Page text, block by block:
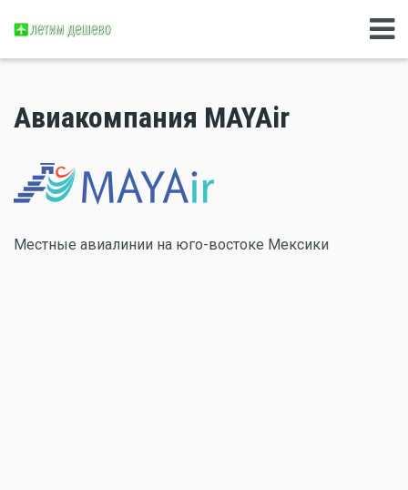
Авиакомпания MAYAir
Местные авиалинии на юго-востоке Мексики